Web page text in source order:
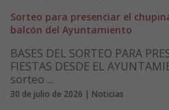
Sorteo para presenciar el
balcón del Ayuntamiento
BASES DEL SORTEO PARA
FIESTAS DESDE EL
sorteo ...
30 de julio de 2026 | Noticias